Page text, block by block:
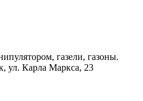
газели, газоны.
ул. Карла Маркса, 23